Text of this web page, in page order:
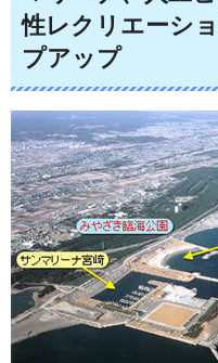
性レクリエーシ
プアップ